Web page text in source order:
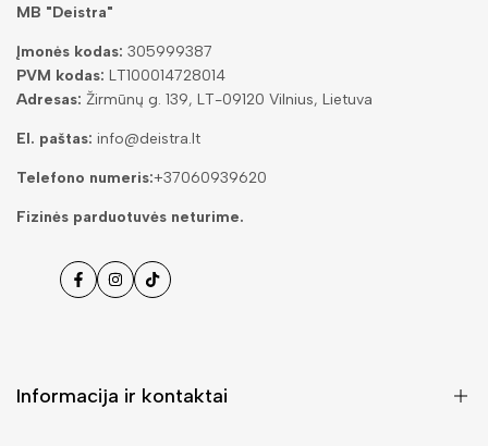
MB "Deistra"
Įmonės kodas: 305999387
PVM kodas: LT100014728014
Adresas: Žirmūnų g. 139, LT-09120 Vilnius, Lietuva
El. paštas: info@deistra.lt
Telefono numeris:+37060939620
Fizinės parduotuvės neturime.
FacebookInstagramas
Tiktok
Informacija ir kontaktai